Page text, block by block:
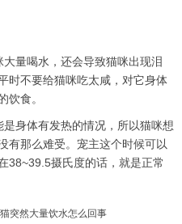
量喝水，还会导致猫咪出现泪
时不要给猫咪吃太咸，对它身体
饮食。
身体有发热的情况，所以猫咪想
有那么难受。宠主这个时候可以
38~39.5摄氏度的话，就是正常
突然大量饮水怎么回事